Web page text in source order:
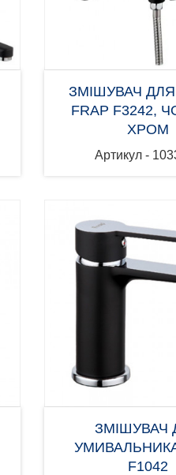
ЗМІШУВАЧ
FRAP F3242,
ХРОМ
Артикул -
ЗМІШУВАЧ
F1042